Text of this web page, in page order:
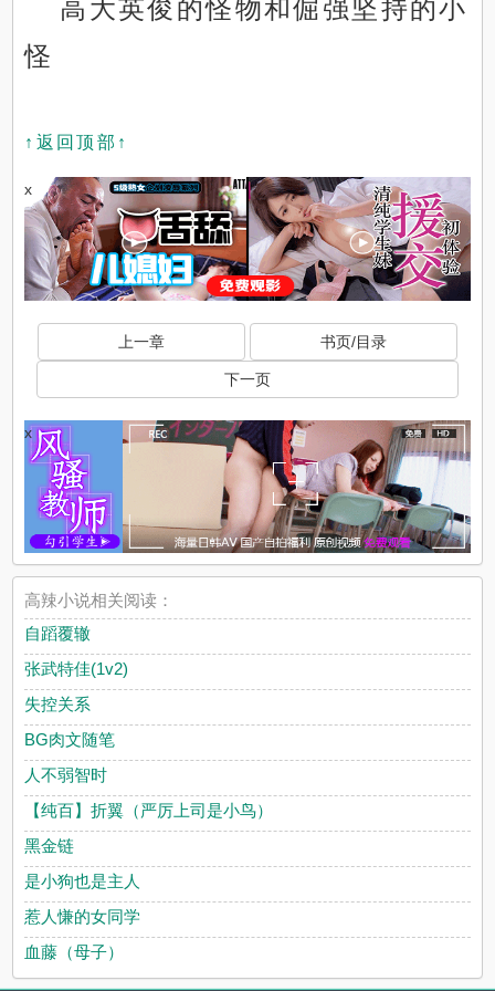
高大英俊的怪物和倔强坚持的小
怪
↑返回顶部↑
x
上一章 书页/目录
下一页
x
高辣小说相关阅读：
自蹈覆辙
张武特佳(1v2)
失控关系
BG肉文随笔
人不弱智时
【纯百】折翼（严厉上司是小鸟）
黑金链
是小狗也是主人
惹人慊的女同学
血藤（母子）